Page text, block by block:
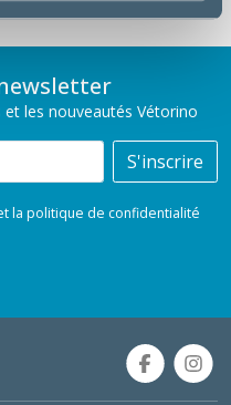
les nouveautés Vétorino
S'inscrire
la politique de confidentialité